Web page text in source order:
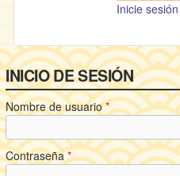
Inicie sesión
INICIO DE SESIÓN
Nombre de usuario*
Contraseña*